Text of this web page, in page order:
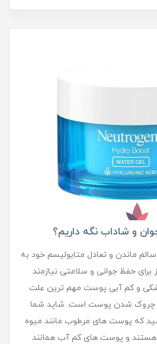
و شاداب نگه داریم؟
ماندن و تعادل متابولیسم خود به
برای حفظ جوانی و سلامتی نیازمند
و کم آبی پوست مهم ترین علت
و چروک شدن پوست است. شاید شما
که پوست های مرطوب مانند میوه
هستند و پوست های کم آب همانند